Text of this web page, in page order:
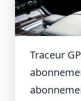
Traceur